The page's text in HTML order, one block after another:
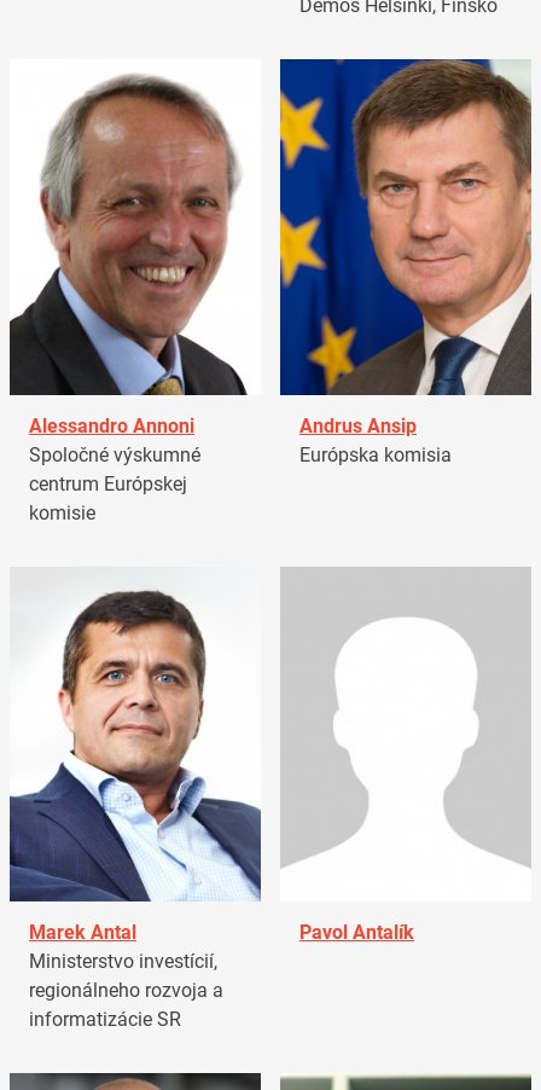
Demos Helsinki, Fínsko
Alessandro Annoni
Spoločné výskumné
centrum Európskej
komisie
Andrus Ansip
Európska komisia
Marek Antal
Ministerstvo investícií,
regionálneho rozvoja a
informatizácie SR
Pavol Antalík